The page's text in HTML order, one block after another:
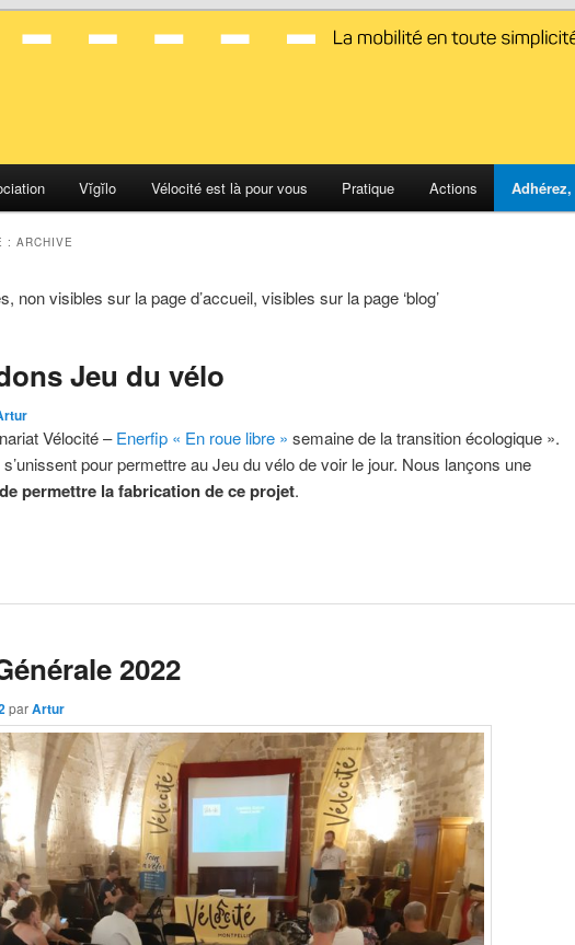
Vĭgĭlo Vélocité est là pour vous Pratique Actions
: ARCHIVE
non visibles sur la page d’accueil, visibles sur la page ‘blog’
Jeu du vélo
Vélocité –Enerfip « En roue libre » semaine de la transition écologique ».
pour permettre au Jeu du vélo de voir le jour. Nous lançons une
permettre la fabrication de ce projet.
2022
parArtur